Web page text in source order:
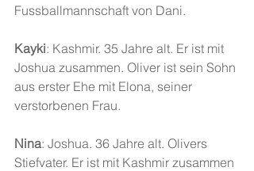
Fussballmannschaft von Dani.
Kayki: Kashmir. 35 Jahre alt. Er ist mit
Joshua zusammen. Oliver ist sein Sohn
aus erster Ehe mit Elona, seiner
verstorbenen Frau.
Nina: Joshua. 36 Jahre alt. Olivers
Stiefvater. Er ist mit Kashmir zusammen